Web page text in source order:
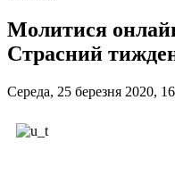
Молитися
Страсний
Середа, 25 березня 2020,